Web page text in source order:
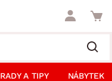
RADY A TIPY NÁBYTEK